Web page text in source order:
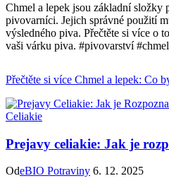
Chmel a lepek jsou základní složky
pivovarníci. Jejich správné použití
výsledného piva. Přečtěte si více o
vaši várku piva. #pivovarství
Přečtěte si více Chmel a lepek: Co
Celiakie
Prejavy celiakie: Jak je
OdeBIO Potraviny 6. 12. 2025